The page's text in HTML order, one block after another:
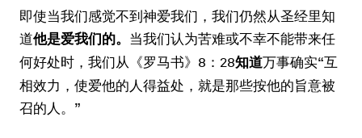
即使当我们感觉不到神爱我们，我们仍然从圣经里知
道他是爱我们的。 当我们认为苦难或不幸不能带来任
何好处时，我们从《罗马书》8：28知道万事确实“互
相效力，使爱他的人得益处，就是那些按他的旨意被
召的人。”